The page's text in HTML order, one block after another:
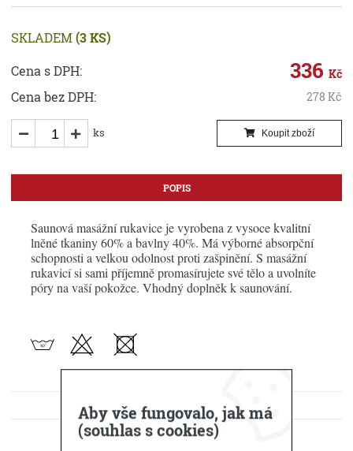
SKLADEM(3 KS)
Cena s DPH:
336 Kč
Cena bez DPH: 278 Kč
ks Koupit zboží
POPIS
Saunová masážní rukavice je vyrobena z vysoce kvalitní
lněné tkaniny 60% a bavlny 40%. Má výborné absorpční
schopnosti a velkou odolnost proti zašpinění. S masážní
rukavicí si sami příjemně promasírujete své tělo a uvolníte
póry na vaší pokožce. Vhodný doplněk k saunování.
KE STAŽENÍ
DOTAZ PRODEJCI
Aby vše fungovalo, jak má
(souhlas s cookies)